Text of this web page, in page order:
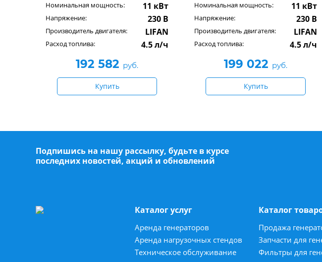
Номинальная мощность: 11 кВт
Напряжение: 230 В
Производитель двигателя: LIFAN
Расход топлива: 4.5 л/ч
192 582 руб.
Купить
Номинальная мощность: 11 кВт
Напряжение: 230 В
Производитель двигателя: LIFAN
Расход топлива: 4.5 л/ч
199 022 руб.
Купить
Подпишись на нашу рассылку, будьте в курсе
последних новостей, акций и обновлений
Каталог услуг
Аренда генераторов
Аренда нагрузочных стендов
Техническое обслуживание
Каталог
Продажа
Запчасти для
Фильтры для